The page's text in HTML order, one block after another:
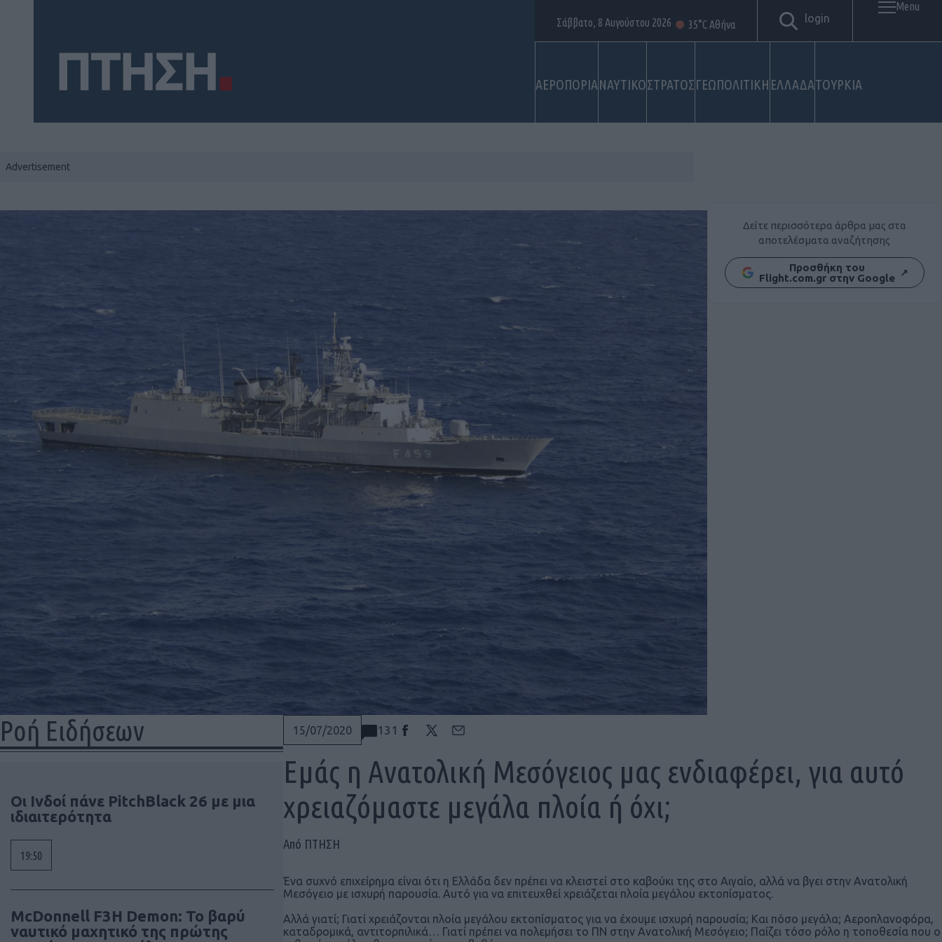
ΑΕΡΟΠΟΡΙΑΝΑΥΤΙΚΟΣΤΡΑΤΟΣΓΕΩΠΟΛΙΤΙΚΗ ΕΛΛΑΔΑΤΟΥΡΚΙΑ
Σάββατο, 8 Αυγούστου 2026 35°C Αθήνα login
Menu
Ροή Ειδήσεων
Οι Ινδοί πάνε PitchBlack 26 με μια
ιδιαιτερότητα
19:50
McDonnell F3H Demon: Το βαρύ
ναυτικό μαχητικό της πρώτης
Δείτε περισσότερα άρθρα μας στα
αποτελέσματα αναζήτησης
Προσθήκη του
Flight.com.gr στην Google ↗
15/07/2020 131
Εμάς η Ανατολική Μεσόγειος μας ενδιαφέρει, για αυτό
χρειαζόμαστε μεγάλα πλοία ή όχι;
Από ΠΤΗΣΗ
Ένα συχνό επιχείρημα είναι ότι η Ελλάδα δεν πρέπει να κλειστεί στο καβούκι της στο Αιγαίο, αλλά να βγει στην Ανατολική
Μεσόγειο με ισχυρή παρουσία. Αυτό για να επιτευχθεί χρειάζεται πλοία μεγάλου εκτοπίσματος.
Αλλά γιατί; Γιατί χρειάζονται πλοία μεγάλου εκτοπίσματος για να έχουμε ισχυρή παρουσία; Και πόσο μεγάλα; Αεροπλανοφόρα,
καταδρομικά, αντιτορπιλικά… Γιατί πρέπει να πολεμήσει το ΠΝ στην Ανατολική Μεσόγειο; Παίζει τόσο ρόλο η τοποθεσία που ο